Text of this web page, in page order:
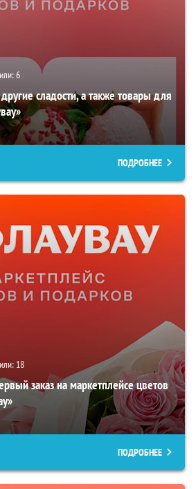
6
сладости, а также товары для
ПОДРОБНЕЕ
18
заказ на маркетплейсе цветов
ПОДРОБНЕЕ